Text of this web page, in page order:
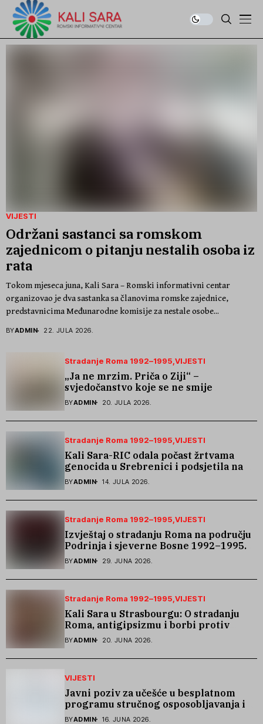
VIJESTI
Održani sastanci sa romskom
zajednicom o pitanju nestalih osoba iz
rata
Tokom mjeseca juna, Kali Sara – Romski informativni centar
organizovao je dva sastanka sa članovima romske zajednice,
predstavnicima Međunarodne komisije za nestale osobe...
BYADMIN 22. JULA 2026.
Stradanje Roma 1992–1995 VIJESTI
„Ja ne mrzim. Priča o Ziji“ –
svjedočanstvo koje se ne smije
zaboraviti
BYADMIN 20. JULA 2026.
Stradanje Roma 1992–1995 VIJESTI
Kali Sara-RIC odala počast žrtvama
genocida u Srebrenici i podsjetila na
stradanje Roma iz Skočića
BYADMIN 14. JULA 2026.
Stradanje Roma 1992–1995 VIJESTI
Izvještaj o stradanju Roma na području
Podrinja i sjeverne Bosne 1992–1995.
godine
BYADMIN 29. JUNA 2026.
Stradanje Roma 1992–1995 VIJESTI
Kali Sara u Strasbourgu: O stradanju
Roma, antigipsizmu i borbi protiv
govora mržnje
BYADMIN 20. JUNA 2026.
VIJESTI
Javni poziv za učešće u besplatnom
programu stručnog osposobljavanja i
podrške pri zapošljavanju
BYADMIN 16. JUNA 2026.